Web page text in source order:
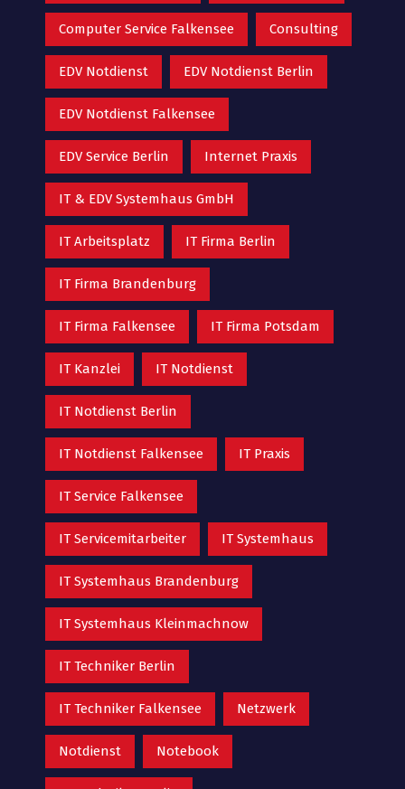
Computer Service Falkensee Consulting
EDV Notdienst EDV Notdienst Berlin
EDV Notdienst Falkensee
EDV Service Berlin Internet Praxis
IT & EDV Systemhaus GmbH
IT Arbeitsplatz IT Firma Berlin
IT Firma Brandenburg
IT Firma Falkensee IT Firma Potsdam
IT Kanzlei IT Notdienst
IT Notdienst Berlin
IT Notdienst Falkensee IT Praxis
IT Service Falkensee
IT Servicemitarbeiter IT Systemhaus
IT Systemhaus Brandenburg
IT Systemhaus Kleinmachnow
IT Techniker Berlin
IT Techniker Falkensee Netzwerk
Notdienst Notebook